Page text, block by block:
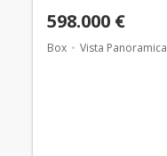
598.000 €
Box Vista Panoramica